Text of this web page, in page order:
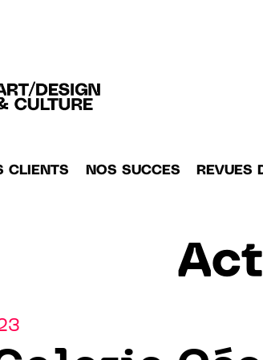
CLIENTS NOS SUCCES REVUES